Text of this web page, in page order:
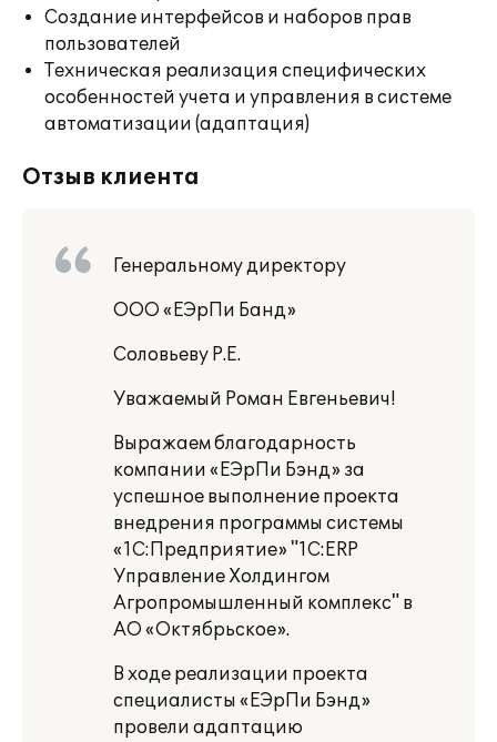
Создание интерфейсов и наборов прав
пользователей
Техническая реализация специфических
особенностей учета и управления в системе
автоматизации (адаптация)
Отзыв клиента
Генеральному директору
ООО «ЕЭрПи Банд»
Соловьеву Р.Е.
Уважаемый Роман Евгеньевич!
Выражаем благодарность
компании «ЕЭрПи Бэнд» за
успешное выполнение проекта
внедрения программы системы
«1С:Предприятие» "1С:ERP
Управление Холдингом
Агропромышленный комплекс" в
АО «Октябрьское».
В ходе реализации проекта
специалисты «ЕЭрПи Бэнд»
провели адаптацию